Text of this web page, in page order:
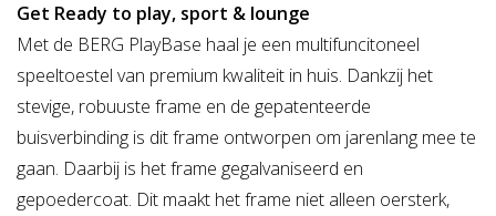
Get Ready to play, sport & lounge
Met de BERG PlayBase haal je een multifuncitoneel
speeltoestel van premium kwaliteit in huis. Dankzij het
stevige, robuuste frame en de gepatenteerde
buisverbinding is dit frame ontworpen om jarenlang mee te
gaan. Daarbij is het frame gegalvaniseerd en
gepoedercoat. Dit maakt het frame niet alleen oersterk,